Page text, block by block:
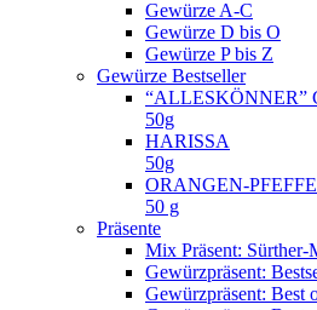
Gewürze A-C
Gewürze D bis O
Gewürze P bis Z
Gewürze Bestseller
“ALLESKÖNNER”
50g
HARISSA
50g
ORANGEN-
50 g
Präsente
Mix Präsent: Sürther-
Gewürzpräsent:
Gewürzpräsent: Best